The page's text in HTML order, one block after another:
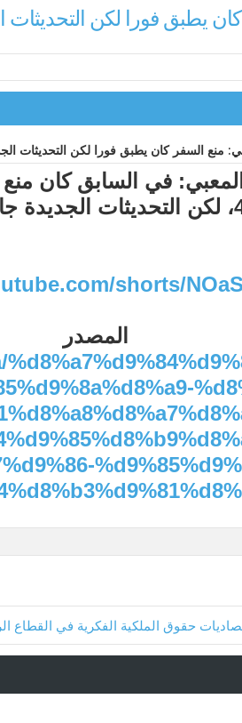
يطبق فورا لكن التحديثات
منع السفر كان يطبق فورا لكن التحديثات
المعبي: في السابق كان
shorts/
المصدر
حقوق الملكية الفكرية في القطاع